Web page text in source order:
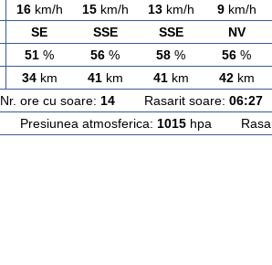
16km/h 15km/h 13km/h 9km/h
SE SSE SSE NV
51 % 56 % 58 % 56 %
34km 41km 41km 42km
Nr. ore cu soare: 14Rasarit soare: 06:27
atmosferica: 1015hpa